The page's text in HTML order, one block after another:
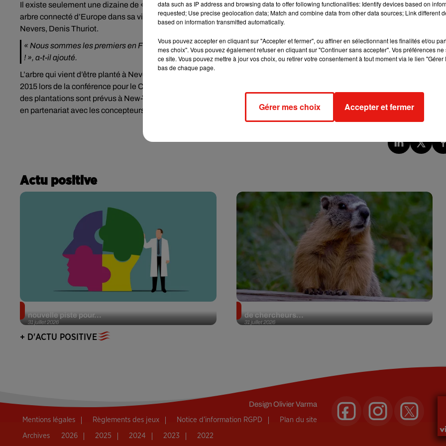
Il existe seulement une dizaine de « eTree » plantée dans le monde, aux Etats-Unis, en Israël par exemple. Avoir le
arbre connecté d’Europe dans sa ville « est un symbole de l’engagement numérique depuis 2014 », selon le maire de
Nevers, Denis Thuriot.
« Nous sommes les premiers en France et en Europe à accueillir cette formidable innovation et nous en sommes très
! », a-t-il ajouté.
L’arbre qui vient d’être planté à Nevers est le premier « eTree » fonctionnel ; celui qui avait été présenté à la fin de l’année
2015 lors de la conférence pour le Climat, la COP 21. Ces « eTree » devraient continuer à pousser ailleurs dans le monde,
des plantations sont prévus à New-York notamment. En France, c’est l’entreprise JCDecaux qui installe ces arbres
en partenariat avec les concepteurs, la société israëlienne Solar Tree Europ.
Actu positive
31 juillet 2026
nouvelle piste pour...
31 juillet 2026
de chercheurs...
+ D'ACTU POSITIVE
DesignOlivier Varma
Mentions légales Règlements des jeux Notice d’information RGPD Plan du site
Archives 2026 2025 2024 2023 2022
data such as IP address and browsing data to offer following functionalities: Identify devices based on
requested; Use precise geolocation data; Match and combine data from other data sources; Link different
based on information transmitted automatically.
Vous pouvez accepter en cliquant sur "Accepter et fermer", ou affiner en sélectionnant les finalités et/ou
mes choix". Vous pouvez également refuser en cliquant sur "Continuer sans accepter". Vos préférences
ce site. Vous pouvez mettre à jour vos choix, ou retirer votre consentement à tout moment via le lien
bas de chaque page.
Gérer mes choix Accepter et fermer